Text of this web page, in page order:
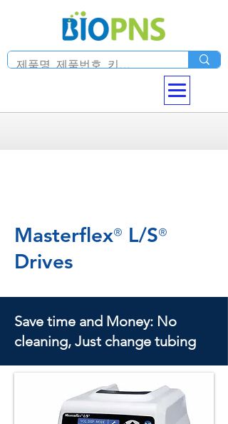
Masterflex® L/S®
Drives
Save time and Money: No
cleaning, Just change tubing